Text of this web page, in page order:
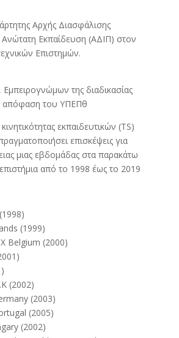
Αρχής Διασφάλισης
Ανώτατη Εκπαίδευση (ΑΔΙΠ) στον
Επιστημών.
της διαδικασίας
απόφαση του ΥΠΕΠθ
εκπαιδευτικών (TS)
επισκέψεις για
μιας εβδομάδας στα παρακάτω
από το 1998 έως το 2019
(1999)
Belgium (2000)
(2002)
(2003)
(2005)
(2002)